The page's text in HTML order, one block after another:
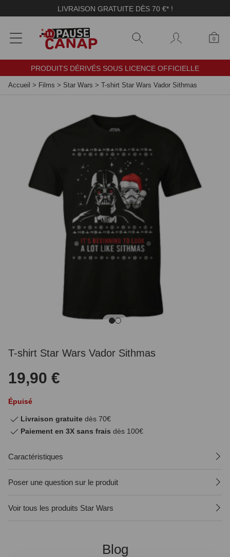
LIVRAISON GRATUITE DÈS 70 €* !
0
PRODUITS DÉRIVÉS SOUS LICENCE OFFICIELLE
Accueil > Films > Star Wars > T-shirt Star Wars Vador Sithmas
T-shirt Star Wars Vador Sithmas
19,90 €
Épuisé
Livraison gratuite dès 70€
Paiement en 3X sans frais dès 100€
Caractéristiques
Poser une question sur le produit
Voir tous les produits Star Wars
Blog
Panneau de gestion des cookies